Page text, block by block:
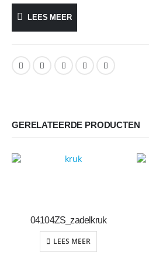
LEES MEER
GERELATEERDE PRODUCTEN
04104ZS_zadelkruk
LEES MEER